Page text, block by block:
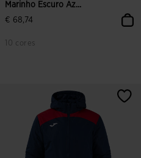
Marinho Escuro Az...
€ 68,74
10 cores